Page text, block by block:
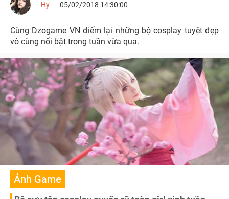
Hy 05/02/2018 14:30:00
Cùng Dzogame VN điểm lại những bộ cosplay tuyệt đẹp
vô cùng nổi bật trong tuần vừa qua.
Ảnh Game